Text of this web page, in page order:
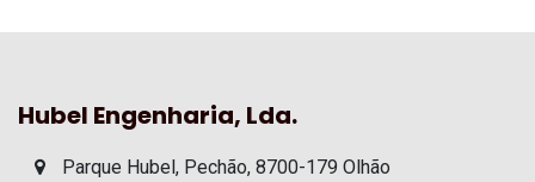
Hubel Engenharia, Lda.
Parque Hubel, Pechão, 8700-179 Olhão